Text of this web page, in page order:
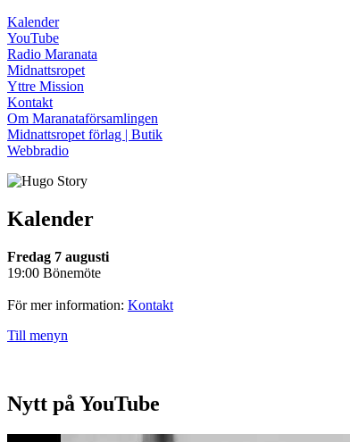
Kalender
YouTube
Radio Maranata
Midnattsropet
Yttre Mission
Kontakt
Om Maranataförsamlingen
Midnattsropet förlag | Butik
Webbradio
Kalender
Fredag 7 augusti
19:00 Bönemöte
För mer information: Kontakt
Till menyn
Nytt på YouTube